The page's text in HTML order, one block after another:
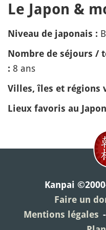
Le Japon &
Niveau de japonais :
Nombre de séjours /
: 8 ans
Villes, îles et régions
Lieux favoris au
Kanpai
Faire un
Mentions légales